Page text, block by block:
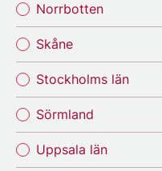
Norrbotten
Skåne
Stockholms län
Sörmland
Uppsala län